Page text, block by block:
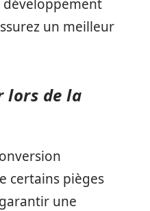
développement
un meilleur
lors de la
certains pièges
une